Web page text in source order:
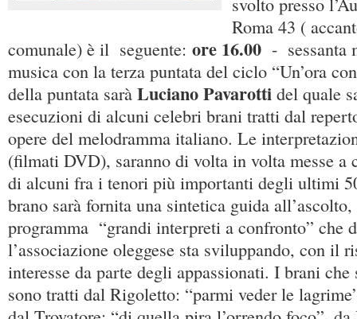
Roma 43 (
comunale) è il seguente: ore 16.00 - sessanta
musica con la terza puntata del ciclo “Un’ora
della puntata sarà Luciano Pavarotti del quale
esecuzioni di alcuni celebri brani tratti dal
opere del melodramma italiano. Le
(filmati DVD), saranno di volta in volta messe a
di alcuni fra i tenori più importanti degli ultimi
brano sarà fornita una sintetica guida
programma “grandi interpreti a confronto” che
l’associazione oleggese sta sviluppando, con il
interesse da parte degli appassionati. I brani che
sono tratti dal Rigoletto: “parmi veder le